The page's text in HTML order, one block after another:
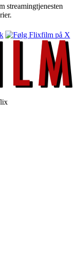
streamingtjenesten